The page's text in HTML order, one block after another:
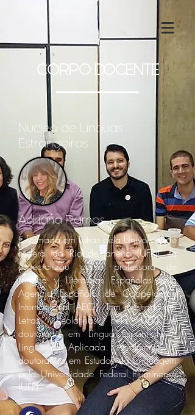
CORPO DOCENTE
Núcleo de Línguas
Estrangeiras
Adriana Ramos
É formada em Letras pela Universidade
Federal do Rio de Janeiro (UFRJ), se
especializou como professora de
Lengua y Literaturas Españolas pela
Agencia Española de Cooperación
Internacional (AECI). Tem mestrado em
Letras Neolatinas pela UFRJ e
doutorado em Língua Espanhola e
Linguística Aplicada. Atualmente, é
doutoranda em Estudos da Linguagem
pela Universidade Federal Fluminense
(UFF).